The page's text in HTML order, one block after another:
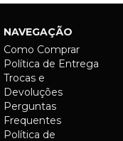
NAVEGAÇÃO
Como Comprar
Política de Entrega
Trocas e
Devoluções
Perguntas
Frequentes
Política de